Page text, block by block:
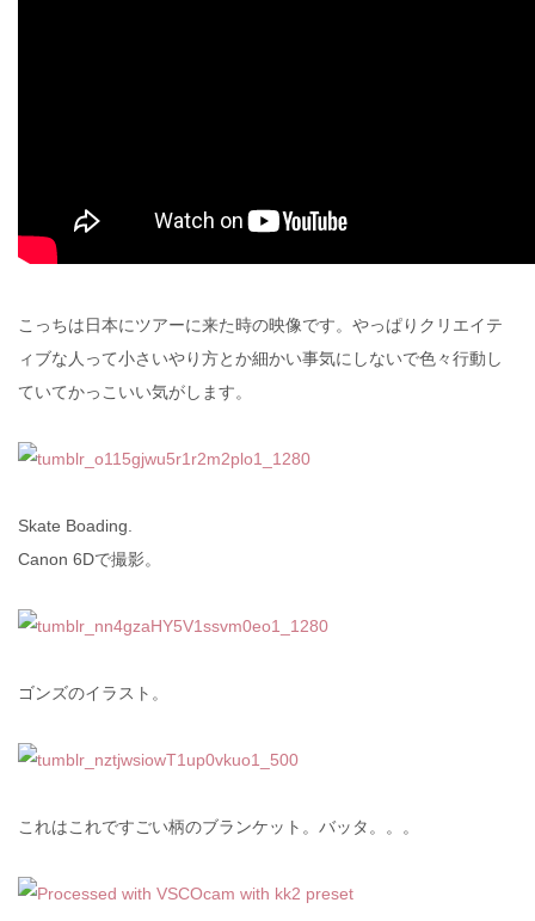
こっちは日本にツアーに来た時の映像です。やっぱりクリエイテ
ィブな人って小さいやり方とか細かい事気にしないで色々行動し
ていてかっこいい気がします。
Skate Boading.
Canon 6Dで撮影。
ゴンズのイラスト。
これはこれですごい柄のブランケット。バッタ。。。